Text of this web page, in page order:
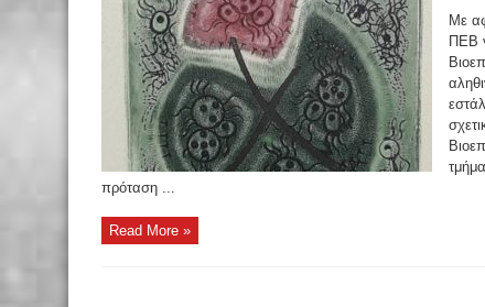
Με
ΠΕΒ
πρόταση ...
Read More »